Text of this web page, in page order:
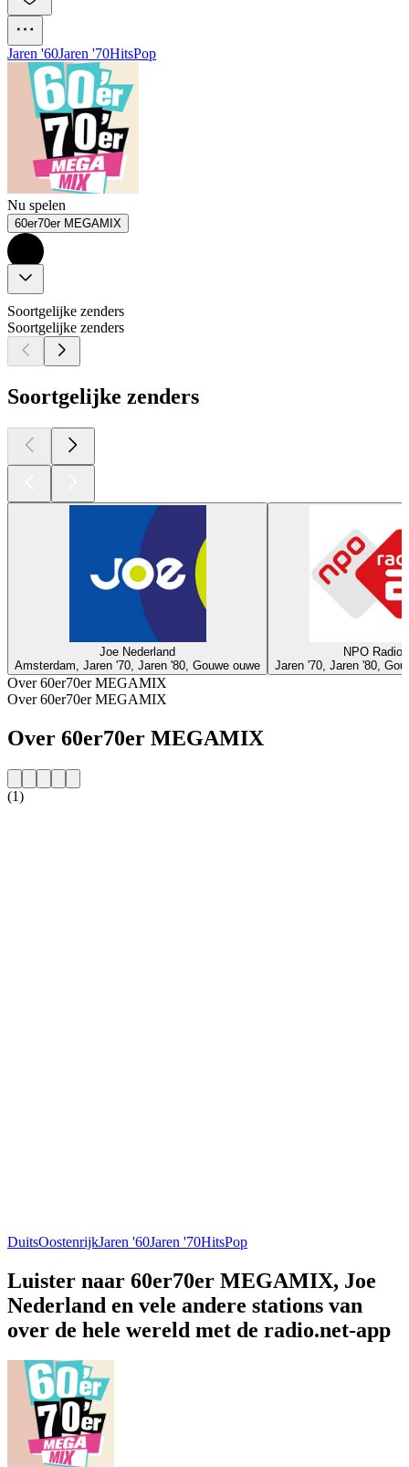
Jaren '60Jaren '70HitsPop
Nu spelen
60er70er MEGAMIX
Soortgelijke zenders
Soortgelijke zenders
Soortgelijke zenders
Joe Nederland
Amsterdam, Jaren '70, Jaren '80, Gouwe ouwe
NPO Radio
Jaren '70, Jaren '80,
Over 60er70er MEGAMIX
Over 60er70er MEGAMIX
Over 60er70er MEGAMIX
(1)
DuitsOostenrijkJaren '60Jaren '70HitsPop
Luister naar 60er70er MEGAMIX, Joe
Nederland en vele andere stations van
over de hele wereld met de radio.net-app